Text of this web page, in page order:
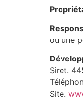
ou une
Siret.
Site.